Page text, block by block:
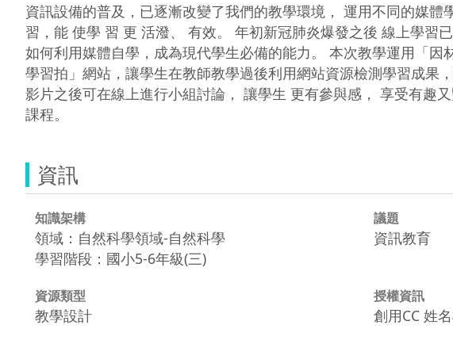
資訊設備的普及，已逐漸改變了我們的教學環境， 運用不同的媒體
習，能 使學 習 更 活潑、 有效。 年初新冠肺炎爆發之後 線上學習已
如何利用媒體自學，成為現代學生必備的能力。 本次教學運用「因
學習拍」網站，讓學生在教師教學過後利用網站資源檢測學習成果
影片之後可在線上進行小組討論， 讓學生 更有參與感， 享受有趣
課程。
資訊
知識架構
領域：自然科學領域-自然科學
學習階段：國小5-6年級(三)
議題
資訊教育
資源類型
教學設計
授權資訊
創用CC 姓